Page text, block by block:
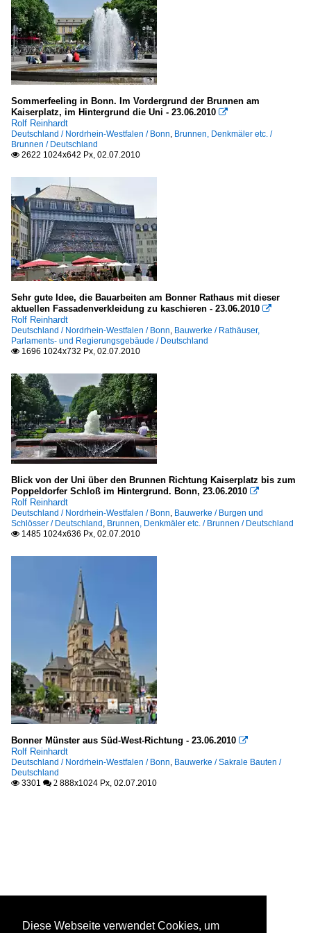
Sommerfeeling in Bonn. Im Vordergrund der Brunnen am
Kaiserplatz, im Hintergrund die Uni - 23.06.2010 
Rolf Reinhardt
Deutschland / Nordrhein-Westfalen / Bonn Brunnen, Denkmäler etc. /
Brunnen / Deutschland
 2622 1024x642 Px, 02.07.2010
Sehr gute Idee, die Bauarbeiten am Bonner Rathaus mit dieser
aktuellen Fassadenverkleidung zu kaschieren - 23.06.2010 
Rolf Reinhardt
Deutschland / Nordrhein-Westfalen / Bonn Bauwerke / Rathäuser,
Parlaments- und Regierungsgebäude / Deutschland
 1696 1024x732 Px, 02.07.2010
Blick von der Uni über den Brunnen Richtung Kaiserplatz bis zum
Poppeldorfer Schloß im Hintergrund. Bonn, 23.06.2010 
Rolf Reinhardt
Deutschland / Nordrhein-Westfalen / Bonn Bauwerke / Burgen und
Schlösser / Deutschland Brunnen, Denkmäler etc. / Brunnen / Deutschland
 1485 1024x636 Px, 02.07.2010
Bonner Münster aus Süd-West-Richtung - 23.06.2010 
Rolf Reinhardt
Deutschland / Nordrhein-Westfalen / Bonn Bauwerke / Sakrale Bauten /
Deutschland
 3301  2 888x1024 Px, 02.07.2010
Diese Webseite verwendet Cookies, um